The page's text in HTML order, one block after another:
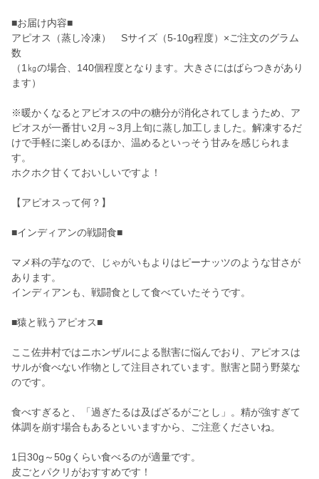
■お届け内容■
アピオス（蒸し冷凍） Sサイズ（5-10g程度）×ご注文のグラム
数
（1㎏の場合、140個程度となります。大きさにはばらつきがあり
ます）
※暖かくなるとアピオスの中の糖分が消化されてしまうため、ア
ピオスが一番甘い2月～3月上旬に蒸し加工しました。解凍するだ
けで手軽に楽しめるほか、温めるといっそう甘みを感じられま
す。
ホクホク甘くておいしいですよ！
【アピオスって何？】
■インディアンの戦闘食■
マメ科の芋なので、じゃがいもよりはピーナッツのような甘さが
あります。
インディアンも、戦闘食として食べていたそうです。
■猿と戦うアピオス■
ここ佐井村ではニホンザルによる獣害に悩んでおり、アピオスは
サルが食べない作物として注目されています。獣害と闘う野菜な
のです。
食べすぎると、「過ぎたるは及ばざるがごとし」。精が強すぎて
体調を崩す場合もあるといいますから、ご注意くださいね。
1日30g～50gくらい食べるのが適量です。
皮ごとパクリがおすすめです！